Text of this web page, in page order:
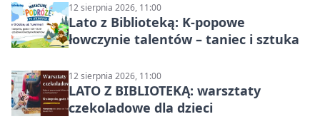
12 sierpnia 2026, 11:00
Lato z Biblioteką: K-popowe
łowczynie talentów – taniec i sztuka
12 sierpnia 2026, 11:00
LATO Z BIBLIOTEKĄ: warsztaty
czekoladowe dla dzieci